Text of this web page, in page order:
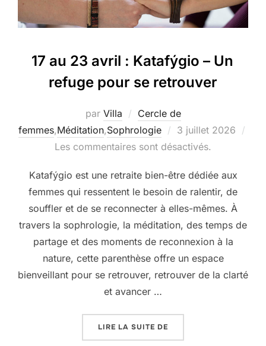
17 au 23 avril : Katafýgio – Un
refuge pour se retrouver
par Villa
Cercle de
femmes,Méditation,Sophrologie
Publié
le
3 juillet 2026
Les commentaires sont désactivés.
Katafýgio est une retraite bien-être dédiée aux
femmes qui ressentent le besoin de ralentir, de
souffler et de se reconnecter à elles-mêmes. À
travers la sophrologie, la méditation, des temps de
partage et des moments de reconnexion à la
nature, cette parenthèse offre un espace
bienveillant pour se retrouver, retrouver de la clarté
et avancer …
LIRE LA SUITE DE